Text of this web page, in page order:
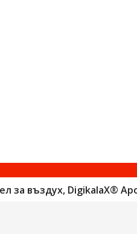
за въздух, DigikalaX®